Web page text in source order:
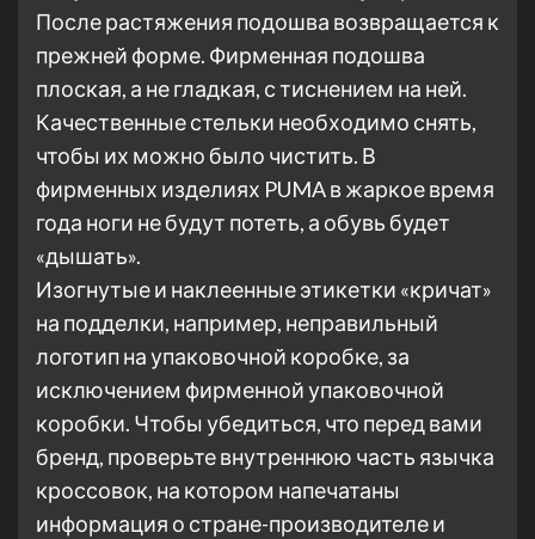
После растяжения подошва возвращается к
прежней форме. Фирменная подошва
плоская, а не гладкая, с тиснением на ней.
Качественные стельки необходимо снять,
чтобы их можно было чистить. В
фирменных изделиях PUMA в жаркое время
года ноги не будут потеть, а обувь будет
«дышать».
Изогнутые и наклеенные этикетки «кричат»
на подделки, например, неправильный
логотип на упаковочной коробке, за
исключением фирменной упаковочной
коробки. Чтобы убедиться, что перед вами
бренд, проверьте внутреннюю часть язычка
кроссовок, на котором напечатаны
информация о стране-производителе и